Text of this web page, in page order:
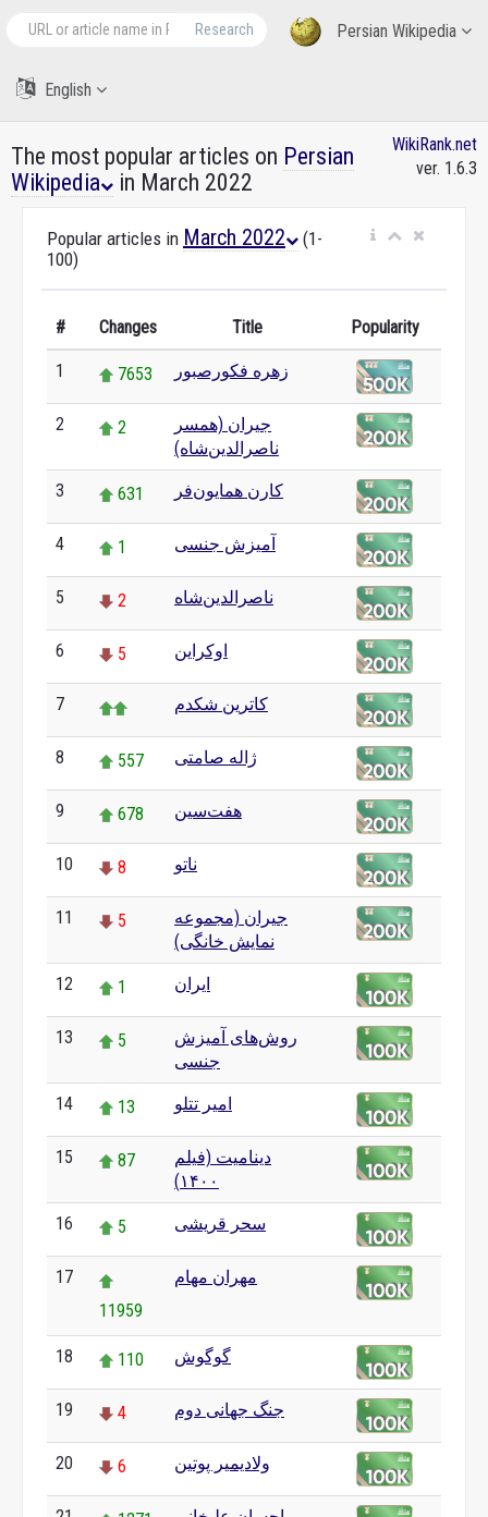
Persian Wikipedia
Research
English
The most popular articles on Persian
Wikipedia
in March 2022
WikiRank.net
ver. 1.6.3
Popular articles in March 2022
(1-
100)
# Changes Title Popularity
1 7653 زهره فکورصبور
2 2
جیران (همسر
ناصرالدین‌شاه)
3 631 کارن همایون‌فر
4 1 آمیزش جنسی
5 2 ناصرالدین‌شاه
6 5 اوکراین
7 کاترین شکدم
8 557 ژاله صامتی
9 678 هفت‌سین
10 8 ناتو
11 5
جیران (مجموعه
نمایش خانگی)
12 1 ایران
13 5
روش‌های آمیزش
جنسی
14 13 امیر تتلو
15 87
دینامیت (فیلم
۱۴۰۰)
16 5 سحر قریشی
17
11959
مهران مهام
18 110 گوگوش
19 4 جنگ جهانی دوم
20 6 ولادیمیر پوتین